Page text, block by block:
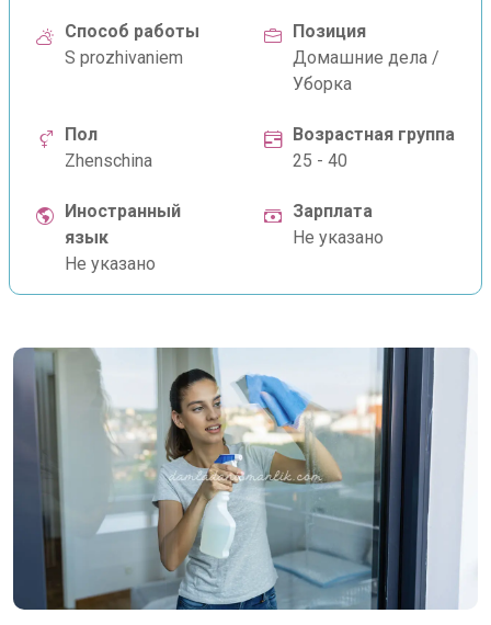
Способ работы
S prozhivaniem
Позиция
Домашние дела /
Уборка
Пол
Zhenschina
Возрастная группа
25 - 40
Иностранный
язык
Не указано
Зарплата
Не указано